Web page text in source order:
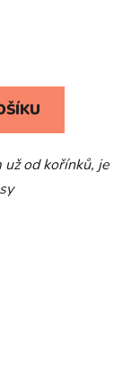
od kořínků, je